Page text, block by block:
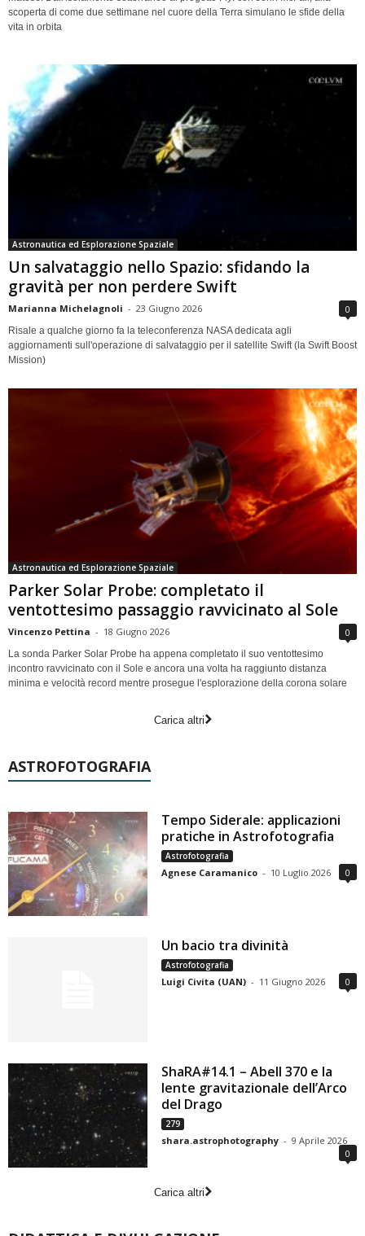
scoperta di come due settimane nel cuore della Terra simulano le sfide della
vita in orbita
Astronautica ed Esplorazione Spaziale
Un salvataggio nello Spazio: sfidando la
gravità per non perdere Swift
Marianna Michelagnoli - 23 Giugno 2026 0
Risale a qualche giorno fa la teleconferenza NASA dedicata agli
aggiornamenti sull'operazione di salvataggio per il satellite Swift (la Swift Boost
Mission)
Astronautica ed Esplorazione Spaziale
Parker Solar Probe: completato il
ventottesimo passaggio ravvicinato al Sole
Vincenzo Pettina - 18 Giugno 2026 0
La sonda Parker Solar Probe ha appena completato il suo ventottesimo
incontro ravvicinato con il Sole e ancora una volta ha raggiunto distanza
minima e velocità record mentre prosegue l'esplorazione della corona solare
Carica altri
ASTROFOTOGRAFIA
Tempo Siderale: applicazioni
pratiche in Astrofotografia
Astrofotografia
Agnese Caramanico - 10 Luglio 2026 0
Un bacio tra divinità
Astrofotografia
Luigi Civita (UAN) - 11 Giugno 2026 0
ShaRA#14.1 – Abell 370 e la
lente gravitazionale dell’Arco
del Drago
279
shara.astrophotography - 9 Aprile 2026
0
Carica altri